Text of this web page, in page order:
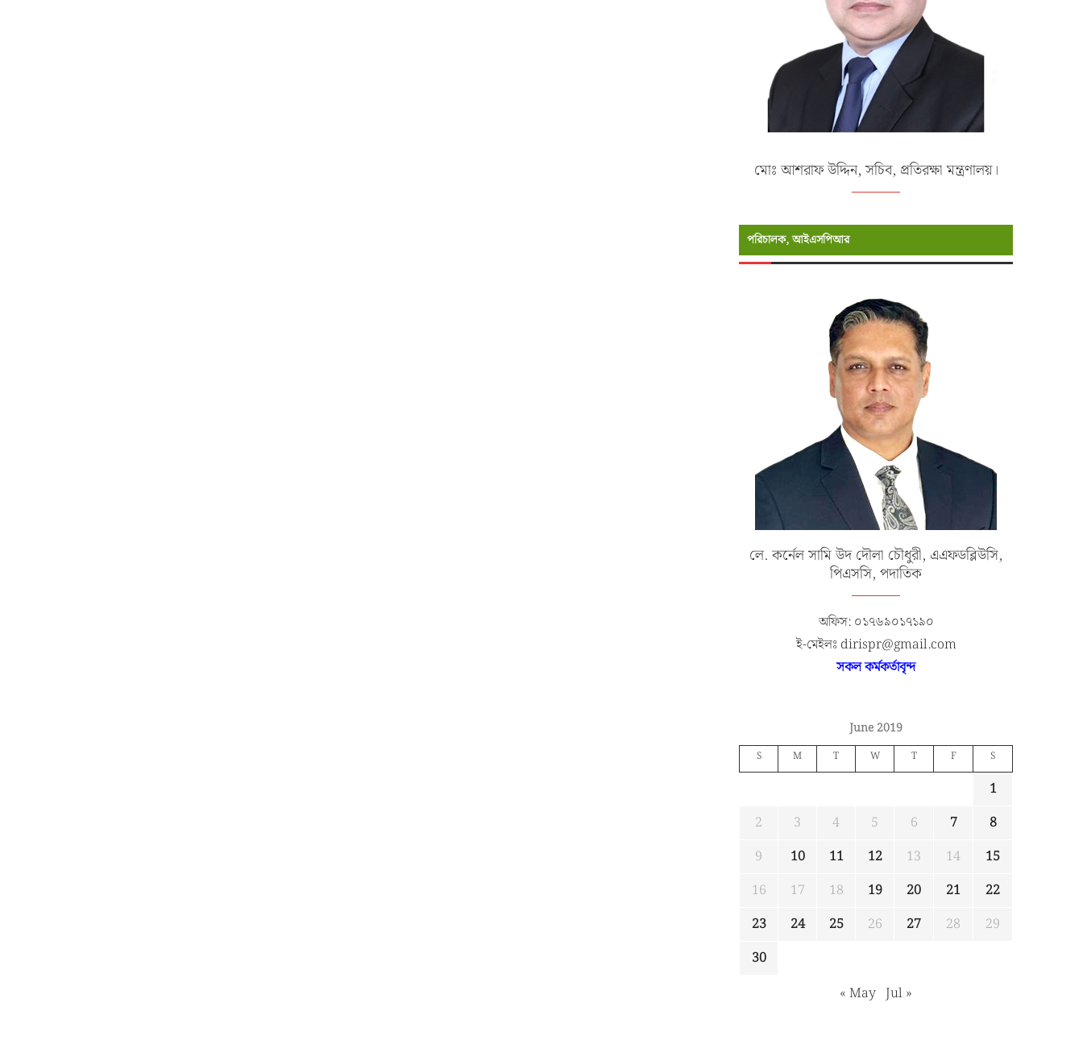
মোঃ আশরাফ উদ্দিন, সচিব, প্রতিরক্ষা মন্ত্রণালয়।
পরিচালক, আইএসপিআর
লে. কর্নেল সামি উদ দৌলা চৌধুরী, এএফডব্লিউসি,
পিএসসি, পদাতিক
অফিস: ০১৭৬৯০১৭১৯০
ই-মেইলঃ dirispr@gmail.com
সকল কর্মকর্তাবৃন্দ
June 2019
S M T W T F S
1
2
3 4 5 6 7
8
9
10 11 12 13 14
15
16
17 18 19 20 21
22
23
24 25 26 27 28
29
30
« May Jul »